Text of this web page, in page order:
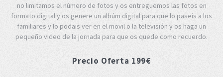
no limitamos el número de fotos y os entreguemos las fotos en
formato digital y os genere un albúm digital para que lo paseis a los
familiares y lo podais ver en el movil o la televisión y os haga un
pequeño video de la jornada para que os quede como recuerdo.
Precio Oferta 199€